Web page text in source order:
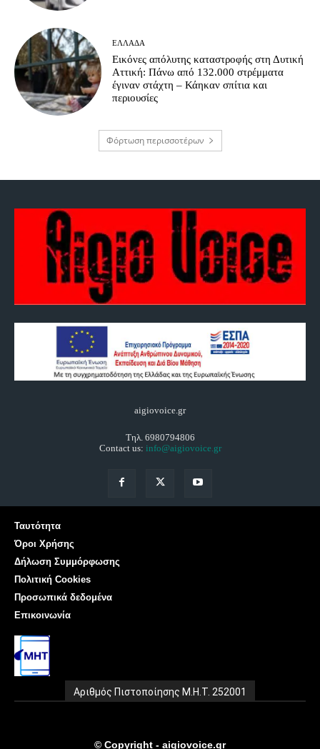
ΕΛΛΆΔΑ
Εικόνες απόλυτης καταστροφής στη Δυτική
Αττική: Πάνω από 132.000 στρέμματα
έγιναν στάχτη – Κάηκαν σπίτια και
περιουσίες
Φόρτωση περισσοτέρων
aigiovoice.gr
Τηλ. 6980794806
Contact us: info@aigiovoice.gr
Ταυτότητα
Όροι Χρήσης
Δήλωση Συμμόρφωσης
Πολιτική Cookies
Προσωπικά δεδομένα
Επικοινωνία
Αριθμός Πιστοποίησης Μ.Η.Τ. 252001
© Copyright - aigiovoice.gr